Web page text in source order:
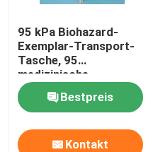
95 kPa Biohazard-
Exemplar-Transport-
Tasche, 95
medizinische
Übergangstaschen KPa
Bestpreis
Kontakt